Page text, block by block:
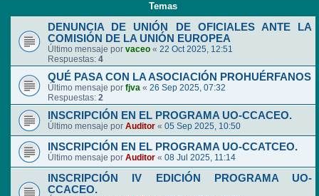
Temas
DENUNCIA DE UNIÓN DE OFICIALES ANTE LA
COMISIÓN DE LA UNIÓN EUROPEA
Último mensaje por vaceo « 22 Oct 2025, 12:51
Respuestas: 4
QUÉ PASA CON LA ASOCIACIÓN PROHUÉRFANOS
Último mensaje por fjva « 26 Sep 2025, 07:32
Respuestas: 2
INSCRIPCIÓN EN EL PROGRAMA UO-CCACEO.
Último mensaje por Auditor « 05 Sep 2025, 10:50
INSCRIPCIÓN EN EL PROGRAMA UO-CCATCEO.
Último mensaje por Auditor « 08 Jul 2025, 11:14
INSCRIPCIÓN IV EDICIÓN PROGRAMA UO-
CCACEO.